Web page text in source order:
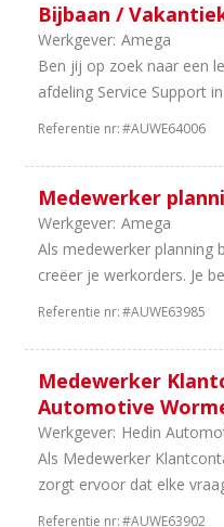
Bijbaan /
Werkgever: Amega
Ben jij op zoek naar een
afdeling Service Support
Referentie nr:#AUWE64006
Medewerker
Werkgever: Amega
Als medewerker planning
creëer je werkorders. Je
Referentie nr:#AUWE63985
Medewerker
Automotive
Werkgever: Hedin
Als Medewerker
zorgt ervoor dat elke
Referentie nr:#AUWE63902